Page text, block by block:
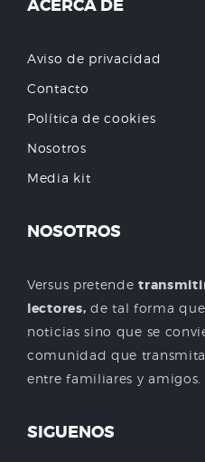
ACERCA DE
Aviso de privacidad
Contacto
Política de cookies
Nosotros
Media kit
NOSOTROS
Versus pretende
lectores, de tal forma
noticias sino que se
comunidad que
entre familiares y amigos.
SIGUENOS